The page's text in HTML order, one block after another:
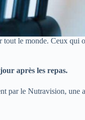
le monde. Ceux
après les repas.
par le Nutravision,